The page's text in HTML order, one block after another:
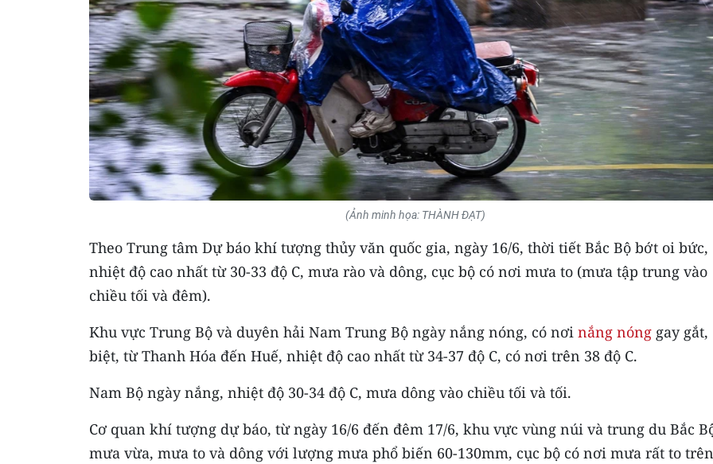
(Ảnh minh họa: THÀNH ĐẠT)
Theo Trung tâm Dự báo khí tượng thủy văn quốc gia, ngày 16/6, thời tiết Bắc Bộ bớt oi bức,
nhiệt độ cao nhất từ 30-33 độ C, mưa rào và dông, cục bộ có nơi mưa to (mưa tập trung vào
chiều tối và đêm).
Khu vực Trung Bộ và duyên hải Nam Trung Bộ ngày nắng nóng, có nơi nắng nóng gay gắt,
biệt, từ Thanh Hóa đến Huế, nhiệt độ cao nhất từ 34-37 độ C, có nơi trên 38 độ C.
Nam Bộ ngày nắng, nhiệt độ 30-34 độ C, mưa dông vào chiều tối và tối.
Cơ quan khí tượng dự báo, từ ngày 16/6 đến đêm 17/6, khu vực vùng núi và trung du Bắc
mưa vừa, mưa to và dông với lượng mưa phổ biến 60-130mm, cục bộ có nơi mưa rất to trên